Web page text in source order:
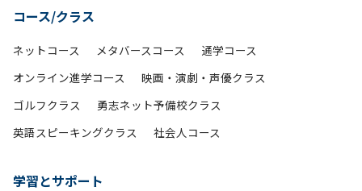
コース/クラス
ネットコース メタバースコース
通学コース
オンライン進学コース
映画・演劇・声優クラス
ゴルフクラス
勇志ネット予備校クラス
英語スピーキングクラス
社会人コース
学習とサポート